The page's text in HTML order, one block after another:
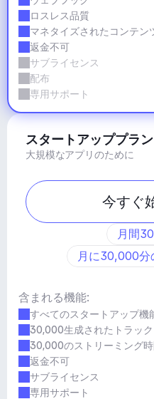
ロスレス品質
マネタイズされたコンテン
返金不可
サブライセンス
配布
専用サポート
スタートアッププラン
大規模なアプリのために
今すぐ
月間
月に30,000分
含まれる機能:
すべてのスタートアップ機
30,000生成されたトラック
30,000のストリーミング
返金不可
サブライセンス
専用サポート